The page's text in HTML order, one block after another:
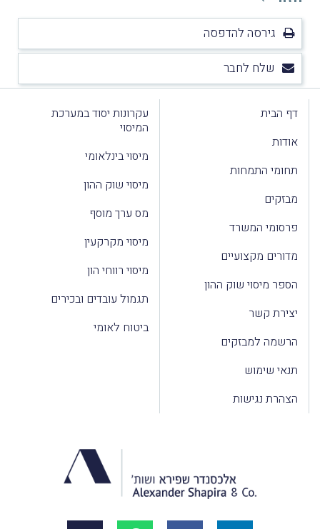
גירסה להדפסה
שלח לחבר
דף הבית
אודות
תחומי התמחות
מבזקים
פרסומי המשרד
מדורים מקצועיים
הספר מיסוי שוק ההון
יצירת קשר
הרשמה למבזקים
תנאי שימוש
הצהרת נגישות
עקרונות יסוד במערכת
המיסוי
מיסוי בינלאומי
מיסוי שוק ההון
מס ערך מוסף
מיסוי מקרקעין
מיסוי רווחי הון
תגמול עובדים ובכירים
ביטוח לאומי